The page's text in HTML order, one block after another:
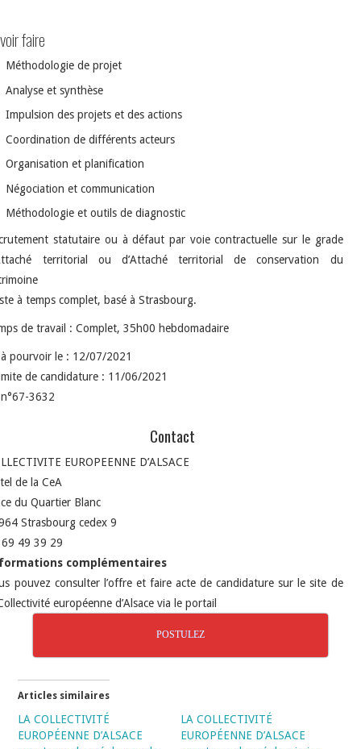
faire
Méthodologie de projet
Analyse et synthèse
Impulsion des projets et des actions
Coordination de différents acteurs
Organisation et planification
Négociation et communication
Méthodologie et outils de diagnostic
statutaire ou à défaut par voie contractuelle sur le grade
territorial ou d’Attaché territorial de conservation du
à temps complet, basé à Strasbourg.
de travail : Complet, 35h00 hebdomadaire
pourvoir le : 12/07/2021
de candidature : 11/06/2021
3632
Contact
EUROPEENNE D’ALSACE
de la CeA
du Quartier Blanc
Strasbourg cedex 9
49 39 29
complémentaires
pouvez consulter l’offre et faire acte de candidature sur le site de
européenne d’Alsace via le portail
POSTULEZ
Articles similaires
LA COLLECTIVITÉ
EUROPÉENNE D’ALSACE
LA COLLECTIVITÉ
EUROPÉENNE D’ALSACE